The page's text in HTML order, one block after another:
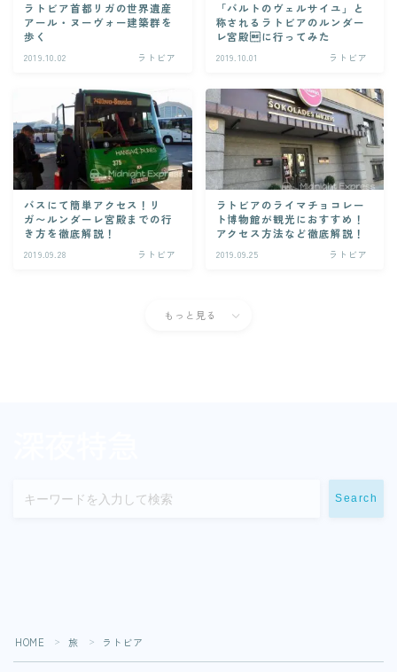
ラトビア首都リガの世界遺産
アール・ヌーヴォー建築群を
歩く
2019.10.02 ラトビア
「バルトのヴェルサイユ」と
称されるラトビアのルンダー
レ宮殿に行ってみた
2019.10.01 ラトビア
バスにて簡単アクセス！リ
ガ〜ルンダーレ宮殿までの行
き方を徹底解説！
2019.09.28 ラトビア
ラトビアのライマチョコレー
ト博物館が観光におすすめ！
アクセス方法など徹底解説！
2019.09.25 ラトビア
もっと見る
Search
HOME ＞ 旅 ＞ ラトビア